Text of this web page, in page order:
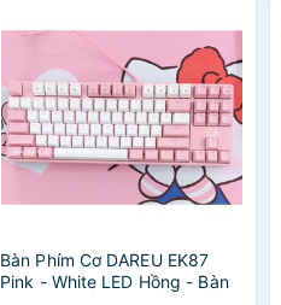
Bàn Phím Cơ DAREU EK87
Pink - White LED Hồng - Bàn